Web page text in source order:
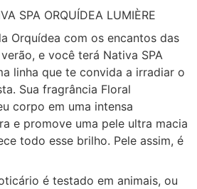
SPA ORQUÍDEA LUMIÈRE
Orquídea com os encantos das
e você terá Nativa SPA
linha que te convida a irradiar o
Sua fragrância Floral
corpo em uma intensa
e promove uma pele ultra macia
todo esse brilho. Pele assim, é
é testado em animais, ou